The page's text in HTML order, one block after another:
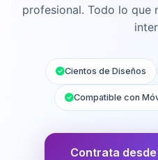
profesional. Todo lo que
Cientos de Diseños
Compatible con
Contrata